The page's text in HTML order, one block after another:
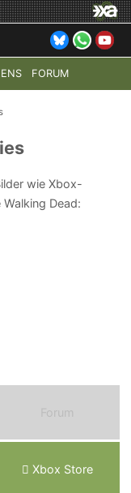
FORUM
4 HALO:
wie Xbox-
Dead:
Forum
Xbox Store